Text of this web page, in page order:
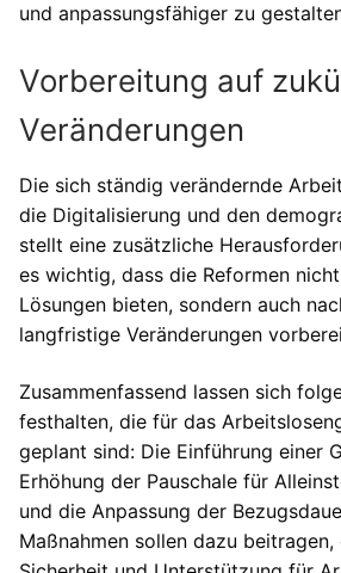
und anpassungsfähiger zu
Vorbereitung auf
Veränderungen
Die sich ständig verändernde
die Digitalisierung und den
stellt eine zusätzliche
es wichtig, dass die Reformen
Lösungen bieten, sondern auch
langfristige Veränderungen
Zusammenfassend lassen sich
festhalten, die für das
geplant sind: Die Einführung einer
Erhöhung der Pauschale für
und die Anpassung der
Maßnahmen sollen dazu